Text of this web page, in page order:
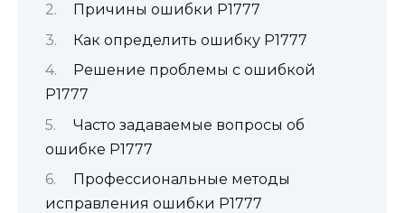
Причины ошибки Р1777
Как определить ошибку Р1777
Решение проблемы с ошибкой
Р1777
Часто задаваемые вопросы об
ошибке Р1777
Профессиональные методы
исправления ошибки Р1777